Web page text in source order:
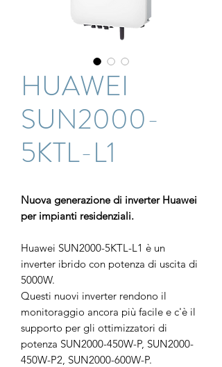
HUAWEI
SUN2000-
5KTL-L1
Nuova generazione di inverter Huawei
per impianti residenziali.
Huawei SUN2000-5KTL-L1 è un
inverter ibrido con potenza di uscita di
5000W.
Questi nuovi inverter rendono il
monitoraggio ancora più facile e c'è il
supporto per gli ottimizzatori di
potenza SUN2000-450W-P, SUN2000-
450W-P2, SUN2000-600W-P.